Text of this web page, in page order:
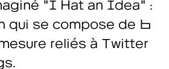
qui se compose de 6
reliés à Twitter